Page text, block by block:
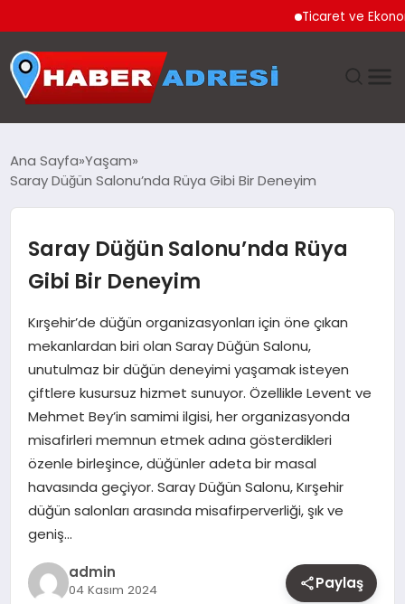
Ticaret ve Ekonomik
GÜNDEM
SPOR
EKONOMI
TEKNOLOJI
EĞITIM
MAGAZIN
YAŞAM
OTOMOBIL
Ana Sayfa Yaşam
Saray Düğün Salonu’nda Rüya Gibi Bir Deneyim
Saray Düğün Salonu’nda Rüya
Gibi Bir Deneyim
Kırşehir’de düğün organizasyonları için öne çıkan
mekanlardan biri olan Saray Düğün Salonu,
unutulmaz bir düğün deneyimi yaşamak isteyen
çiftlere kusursuz hizmet sunuyor. Özellikle Levent ve
Mehmet Bey’in samimi ilgisi, her organizasyonda
misafirleri memnun etmek adına gösterdikleri
özenle birleşince, düğünler adeta bir masal
havasında geçiyor. Saray Düğün Salonu, Kırşehir
düğün salonları arasında misafirperverliği, şık ve
geniş…
admin
04 Kasım 2024 Paylaş